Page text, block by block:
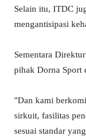
Selain itu, ITDC
mengantisipasi
Sementara
pihak Dorna Sport
"Dan kami
sirkuit, fasilitas
sesuai standar